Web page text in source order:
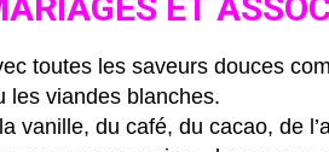
toutes les saveurs douces
les viandes blanches.
vanille, du café, du cacao, de